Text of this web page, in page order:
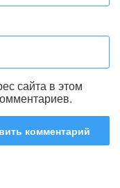
сайта в этом